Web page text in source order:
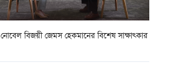
নোবেল বিজয়ী জেমস হেকমানের বিশেষ সাক্ষাত্কার